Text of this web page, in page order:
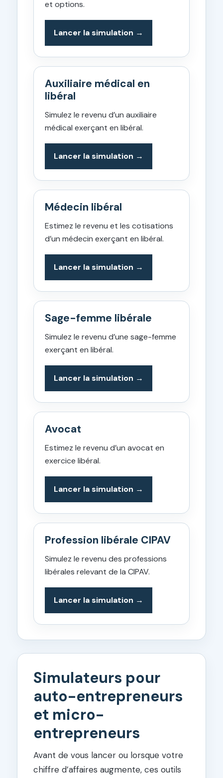
et options.
Lancer la simulation
Auxiliaire médical en
libéral
Simulez le revenu d’un auxiliaire
médical exerçant en libéral.
Lancer la simulation
Médecin libéral
Estimez le revenu et les cotisations
d’un médecin exerçant en libéral.
Lancer la simulation
Sage-femme libérale
Simulez le revenu d’une sage-femme
exerçant en libéral.
Lancer la simulation
Avocat
Estimez le revenu d’un avocat en
exercice libéral.
Lancer la simulation
Profession libérale CIPAV
Simulez le revenu des professions
libérales relevant de la CIPAV.
Lancer la simulation
Simulateurs pour
auto-entrepreneurs
et micro-
entrepreneurs
Avant de vous lancer ou lorsque votre
chiffre d’affaires augmente, ces outils